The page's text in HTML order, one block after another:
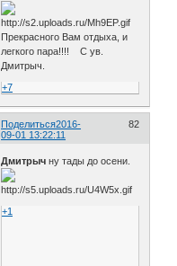
Прекрасного Вам отдыха, и
легкого пара!!!! С ув.
Дмитрыч.
+7
Поделиться 82
2016-
09-01 13:22:11
Дмитрыч ну тады до осени.
+1